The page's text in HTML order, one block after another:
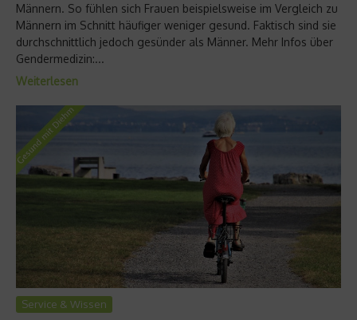
Männern. So fühlen sich Frauen beispielsweise im Vergleich zu
Männern im Schnitt häufiger weniger gesund. Faktisch sind sie
durchschnittlich jedoch gesünder als Männer. Mehr Infos über
Gendermedizin:...
Weiterlesen
Service & Wissen